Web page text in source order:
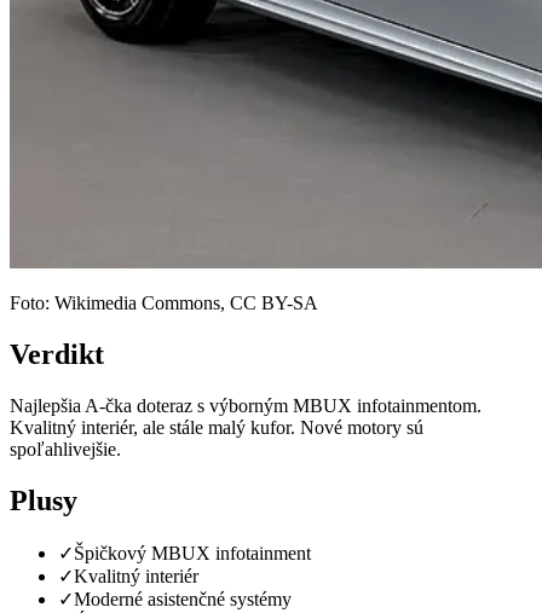
Foto: Wikimedia Commons, CC BY-SA
Verdikt
Najlepšia A-čka doteraz s výborným MBUX infotainmentom.
Kvalitný interiér, ale stále malý kufor. Nové motory sú
spoľahlivejšie.
Plusy
✓Špičkový MBUX infotainment
✓Kvalitný interiér
✓Moderné asistenčné systémy